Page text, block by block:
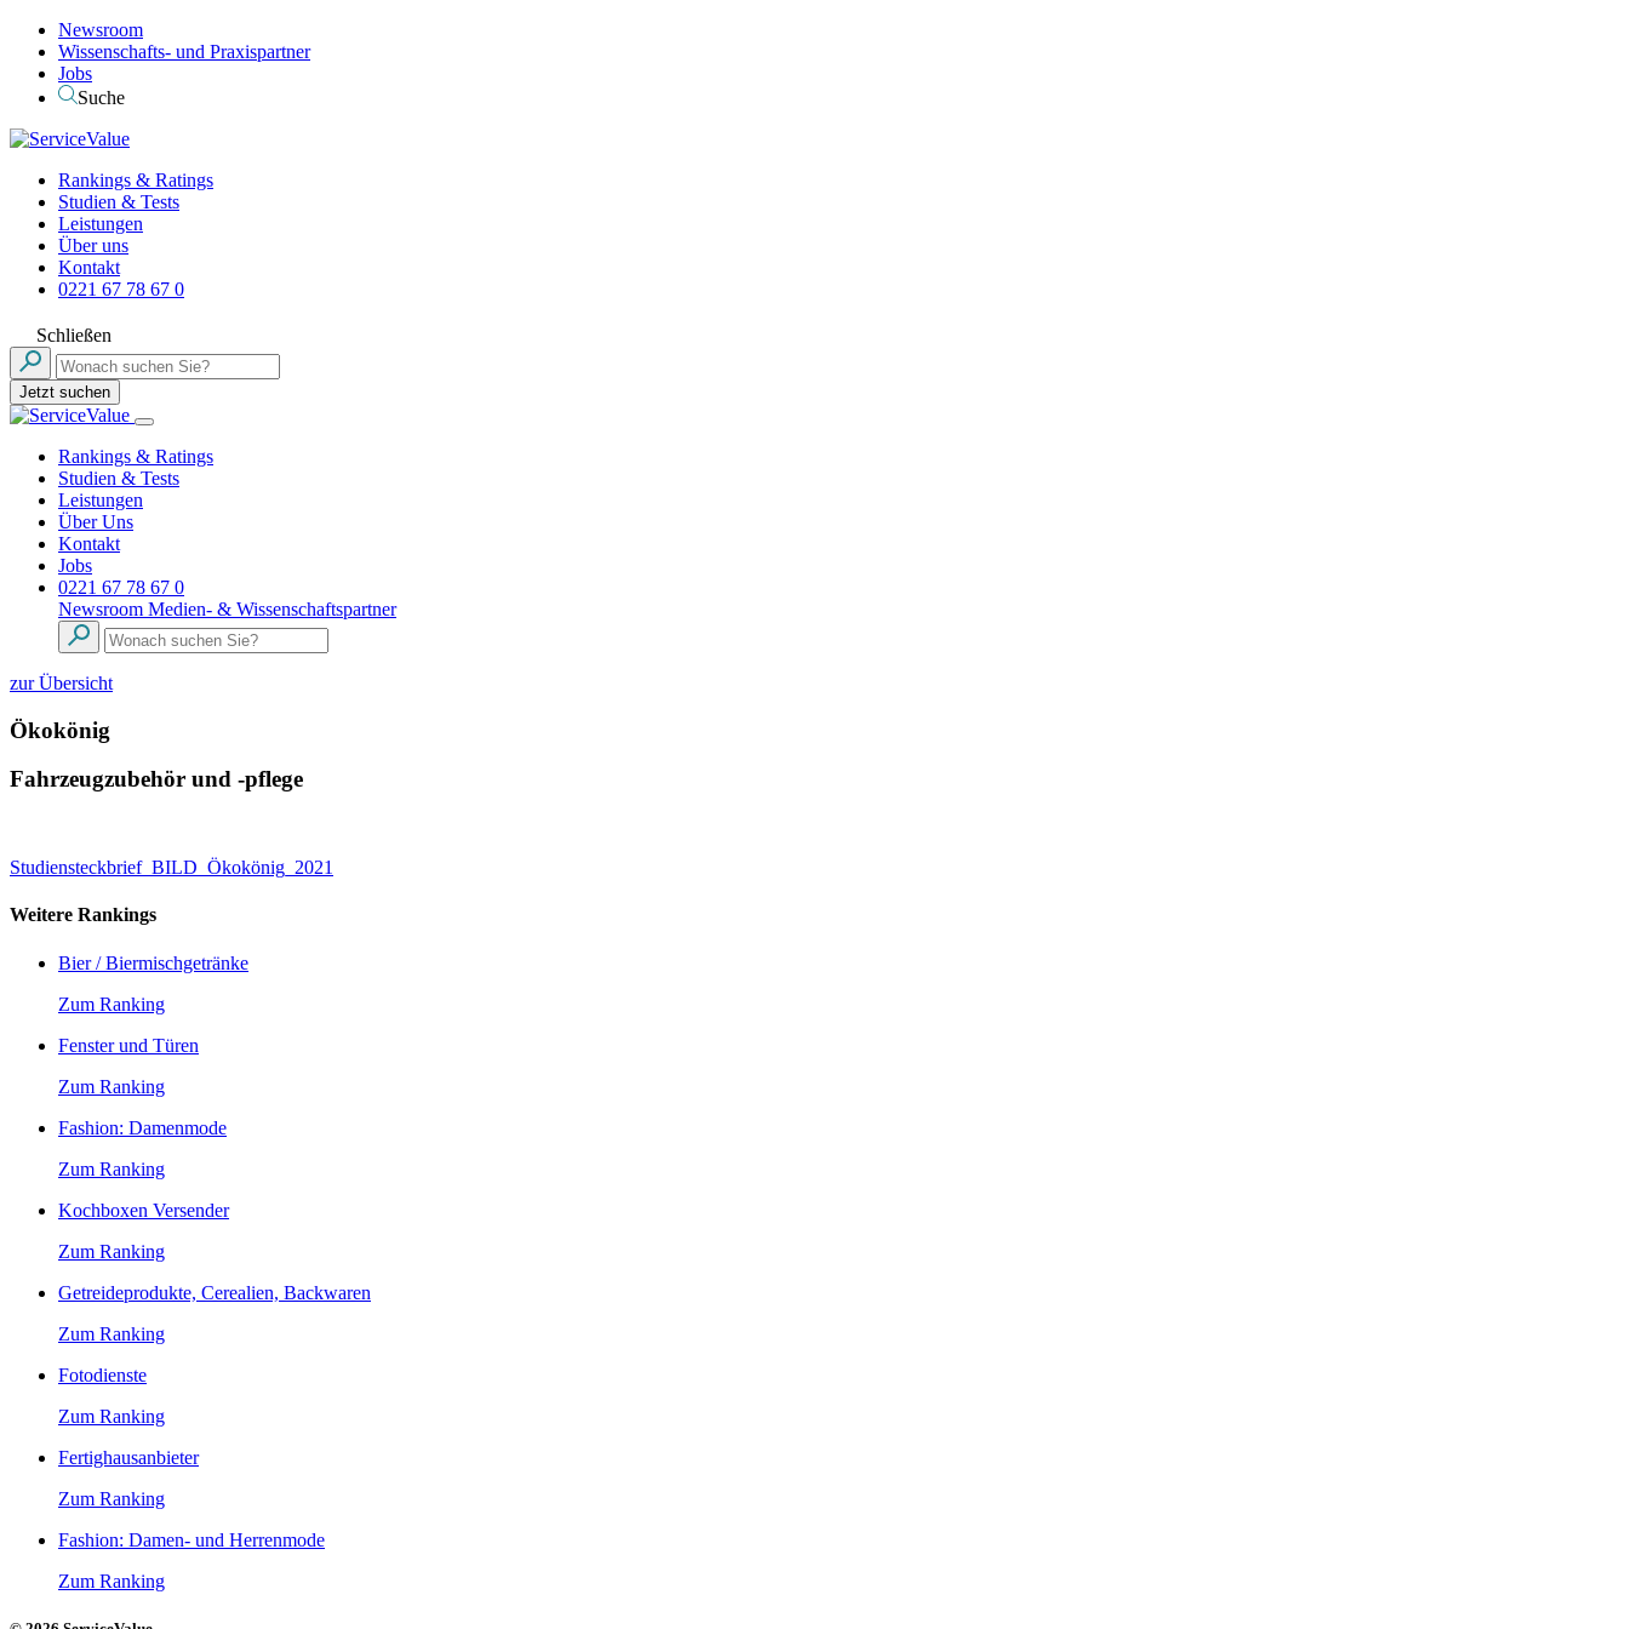
Newsroom
Wissenschafts- und Praxispartner
Jobs
Suche
Rankings & Ratings
Studien & Tests
Leistungen
Über uns
Kontakt
0221 67 78 67 0
Schließen
Jetzt suchen
Rankings & Ratings
Studien & Tests
Leistungen
Über Uns
Kontakt
Jobs
0221 67 78 67 0
Newsroom Medien- & Wissenschaftspartner
zur Übersicht
Ökokönig
Fahrzeugzubehör und -pflege
Studiensteckbrief_BILD_Ökokönig_2021
Weitere Rankings
Bier / Biermischgetränke
Zum Ranking
Fenster und Türen
Zum Ranking
Fashion: Damenmode
Zum Ranking
Kochboxen Versender
Zum Ranking
Getreideprodukte, Cerealien, Backwaren
Zum Ranking
Fotodienste
Zum Ranking
Fertighausanbieter
Zum Ranking
Fashion: Damen- und Herrenmode
Zum Ranking